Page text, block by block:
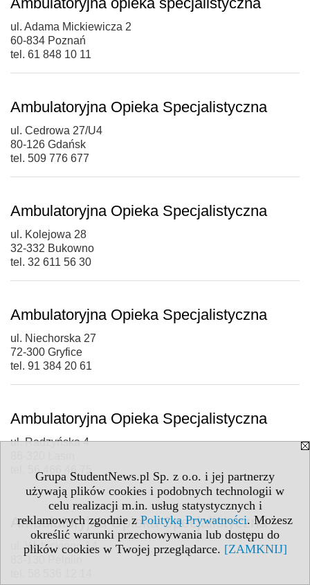
Grupa StudentNews.pl Sp. z o.o. i jej partnerzy
używają plików cookies i podobnych technologii w
celu realizacji m.in. usług statystycznych i
reklamowych zgodnie z Polityką Prywatności. Możesz
określić warunki przechowywania lub dostępu do
plików cookies w Twojej przeglądarce. [ZAMKNIJ]
ul. Adama Mickiewicza 2
60-834 Poznań
tel. 61 848 10 11
Ambulatoryjna Opieka Specjalistyczna
ul. Cedrowa 27/U4
80-126 Gdańsk
tel. 509 776 677
Ambulatoryjna Opieka Specjalistyczna
ul. Kolejowa 28
32-332 Bukowno
tel. 32 611 56 30
Ambulatoryjna Opieka Specjalistyczna
ul. Niechorska 27
72-300 Gryfice
tel. 91 384 20 61
Ambulatoryjna Opieka Specjalistyczna
ul. Radzyńska 4
tel. 56 466 46 75
Ambulatoryjna Opieka Specjalistyczna
ul. Wybickiego 14
83-130 Pelplin